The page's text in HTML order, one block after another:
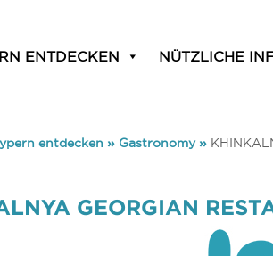
ENTDECKEN NÜTZLICHE
entdecken » Gastronomy»
GEORGIAN